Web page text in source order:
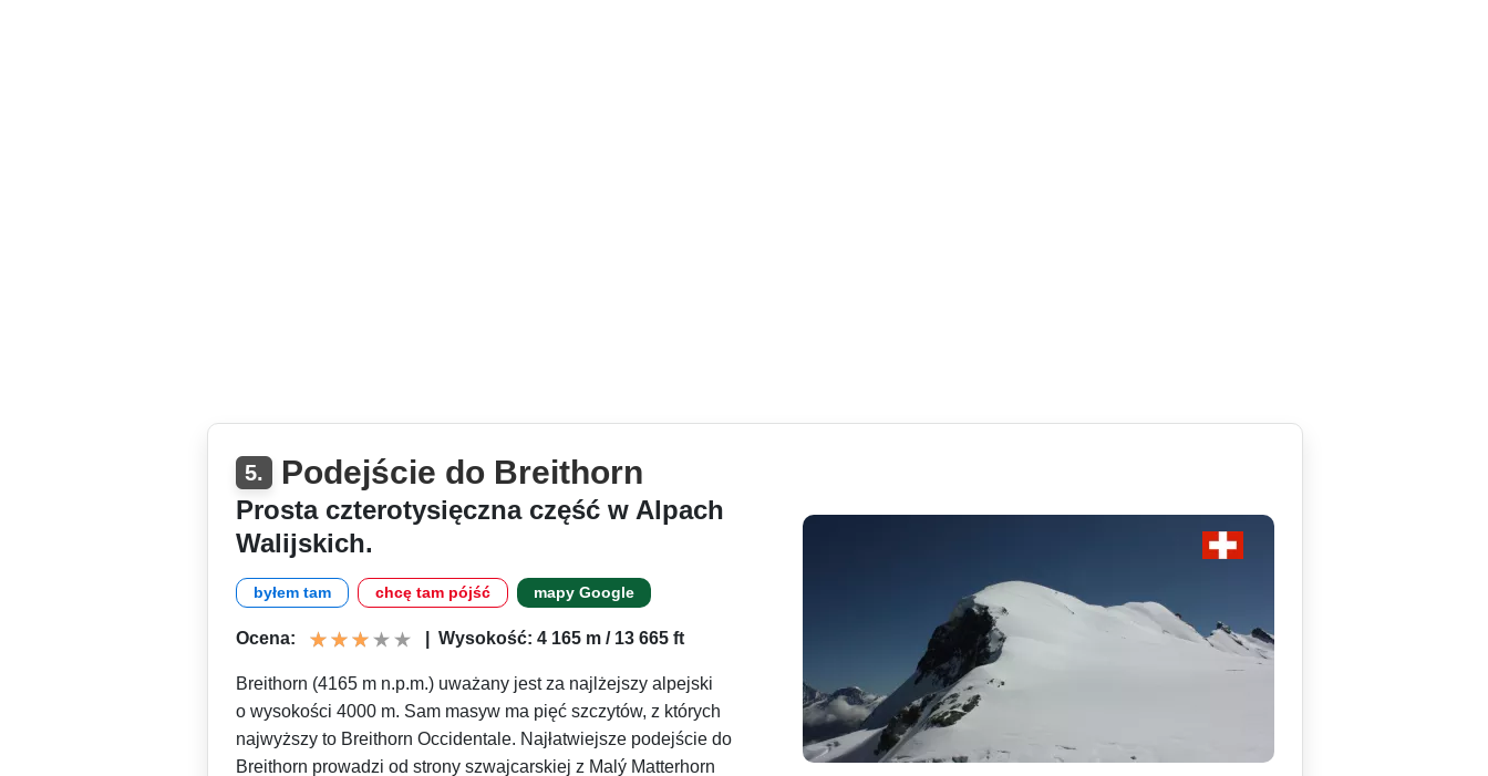
5. Podejście do Breithorn
Prosta czterotysięczna część w Alpach
Walijskich.
byłem tam chcę tam pójść mapy Google
Ocena: Wysokość: 4 165 m / 13 665 ft
Breithorn (4165 m n.p.m.) uważany jest za najlżejszy alpejski
o wysokości 4000 m. Sam masyw ma pięć szczytów, z których
najwyższy to Breithorn Occidentale. Najłatwiejsze podejście do
Breithorn prowadzi od strony szwajcarskiej z Malý Matterhorn